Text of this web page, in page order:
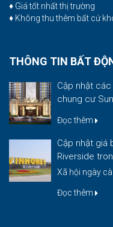
♦ Giá tốt nhất thị trường
♦ Không thu thêm bất cứ
THÔNG TIN BẤT
Cập nhật
chung cư
Đọc thêm
Cập nhật giá
Riverside
Xã hội ngày
Đọc thêm